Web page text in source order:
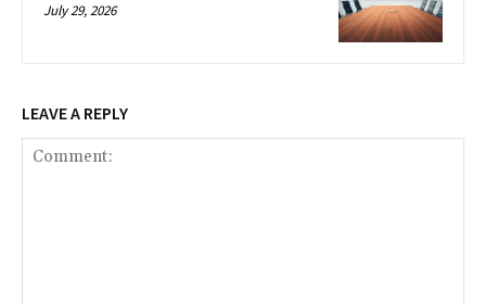
July 29, 2026
LEAVE A REPLY